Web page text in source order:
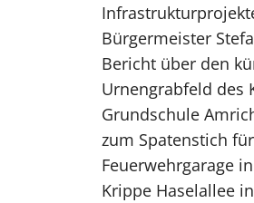
Bürgermeister
Bericht über den
Urnengrabfeld des
Grundschule
zum Spatenstich
Feuerwehrgarage
Krippe Haselallee